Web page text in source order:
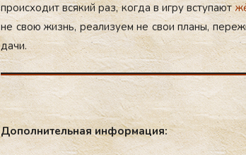
про­ис­хо­дит вся­кий раз, ког­да в иг­ру всту­па­ют
не свою жизнь, ре­али­зу­ем не свои пла­ны,
дачи.
До­пол­ни­тель­ная ин­фор­ма­ция: